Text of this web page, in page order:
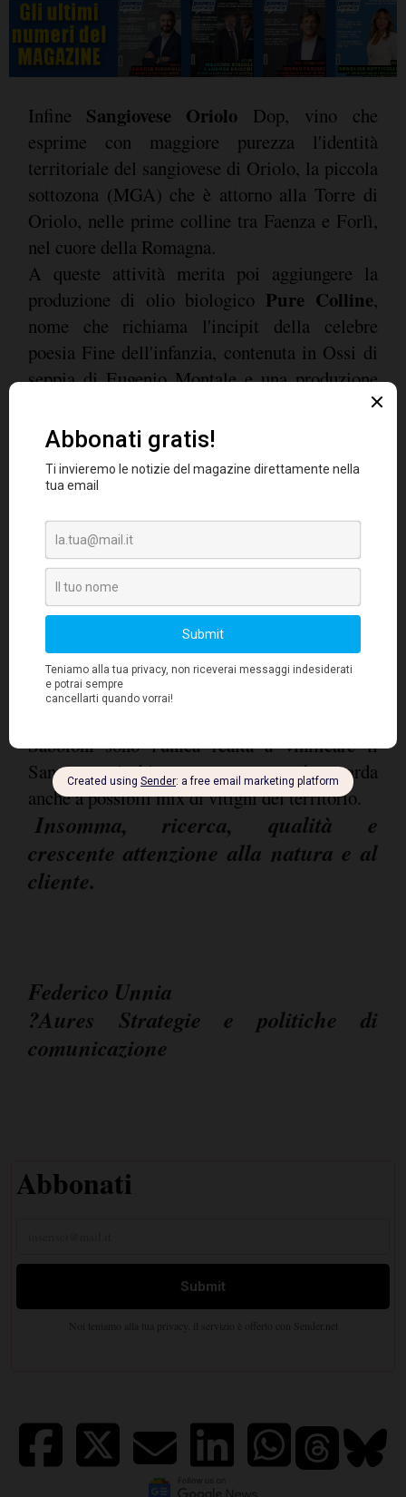
Infine Sangiovese OrioloDop, vino che
esprime con maggiore purezza l'identità
territoriale del sangiovese di Oriolo, la piccola
sottozona (MGA) che è attorno alla Torre di
Oriolo, nelle prime colline tra Faenza e Forlì,
nel cuore della Romagna.
A queste attività merita poi aggiungere la
produzione di olio biologico Pure Colline,
nome che richiama l'incipit della celebre
poesia Fine dell'infanzia, contenuta in Ossi di
seppia di Eugenio Montale e una produzione
molto curata di olio di Brisighella, una varietà
del territorio, realizzata con la raccolta 2025
denominato
Il Clivo . Da segnalare anche la
produzione di carciofino
Guardando al futuro la crescita deve avvenire
nel rispetto della tradizione, con un ruolo
crescente della produzione di metodo classico,
oltre a sviluppare nuove proposte che
Sabbioni sono l'unica realtà a vinificare il
Sangiovese in bianco: un percorso che guarda
anche a possibili mix di vitigni del territorio.
Insomma, ricerca, qualità e
crescente attenzione alla natura e al
cliente.
Federico Unnia
?Aures Strategie e politiche di
comunicazione